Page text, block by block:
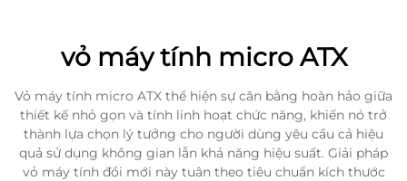
vỏ máy tính micro ATX
Vỏ máy tính micro ATX thể hiện sự cân bằng hoàn hảo giữa
thiết kế nhỏ gọn và tính linh hoạt chức năng, khiến nó trở
thành lựa chọn lý tưởng cho người dùng yêu cầu cả hiệu
quả sử dụng không gian lẫn khả năng hiệu suất. Giải pháp
vỏ máy tính đổi mới này tuân theo tiêu chuẩn kích thước